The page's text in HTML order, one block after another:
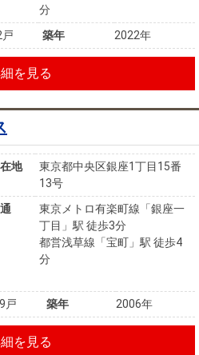
分
築年 2022年
を見る
地
東京都中央区銀座1丁目15番
13号
東京メトロ有楽町線「銀座一
丁目」駅 徒歩3分
都営浅草線「宝町」駅 徒歩4
分
戸 築年 2006年
を見る